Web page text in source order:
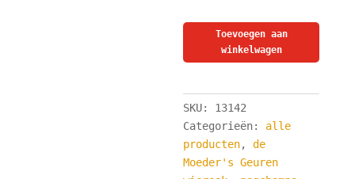
Moeder's
India
Wierook
-
Lila
Nagchampa
-
Toevoegen aan
winkelwagen
SKU: 13142
Categorieën: alle
producten,de
Moeder's Geuren